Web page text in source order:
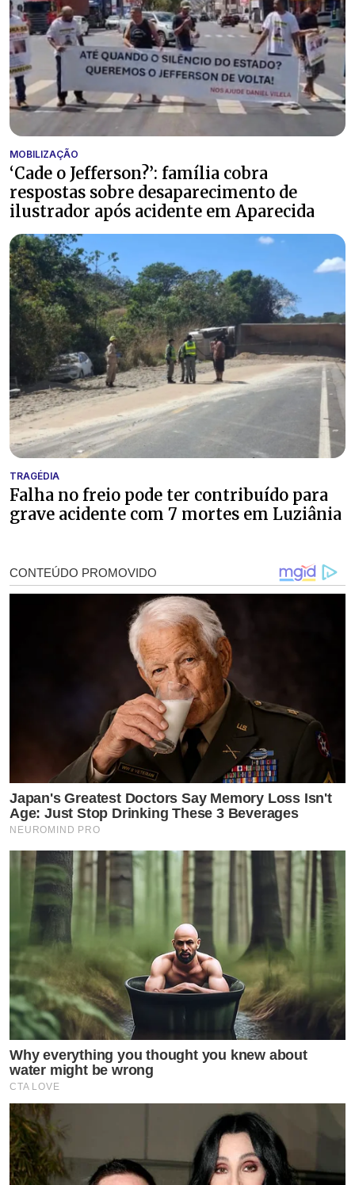
MOBILIZAÇÃO
‘Cade o Jefferson?’: família cobra
respostas sobre desaparecimento de
ilustrador após acidente em Aparecida
TRAGÉDIA
Falha no freio pode ter contribuído para
grave acidente com 7 mortes em Luziânia